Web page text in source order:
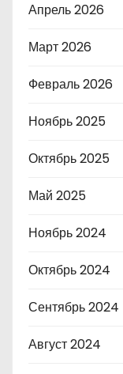
Апрель 2026
Март 2026
Февраль 2026
Ноябрь 2025
Октябрь 2025
Май 2025
Ноябрь 2024
Октябрь 2024
Сентябрь 2024
Август 2024